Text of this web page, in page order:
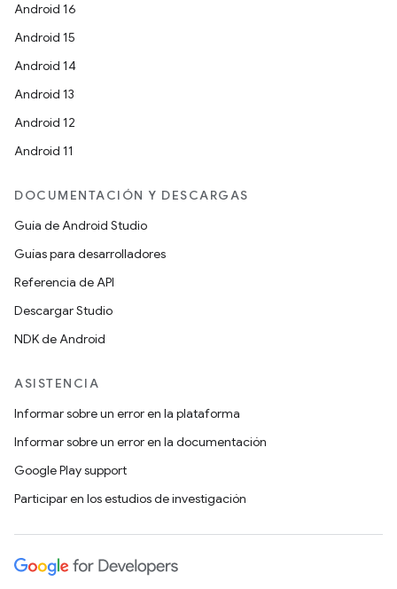
Android 16
Android 15
Android 14
Android 13
Android 12
Android 11
DOCUMENTACIÓN Y DESCARGAS
Guía de Android Studio
Guías para desarrolladores
Referencia de API
Descargar Studio
NDK de Android
ASISTENCIA
Informar sobre un error en la plataforma
Informar sobre un error en la documentación
Google Play support
Participar en los estudios de investigación